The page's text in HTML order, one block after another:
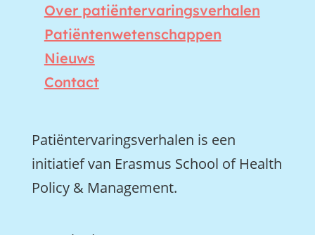
Over patiëntervaringsverhalen
Patiëntenwetenschappen
Nieuws
Contact
Patiëntervaringsverhalen is een
initiatief van Erasmus School of Health
Policy & Management.